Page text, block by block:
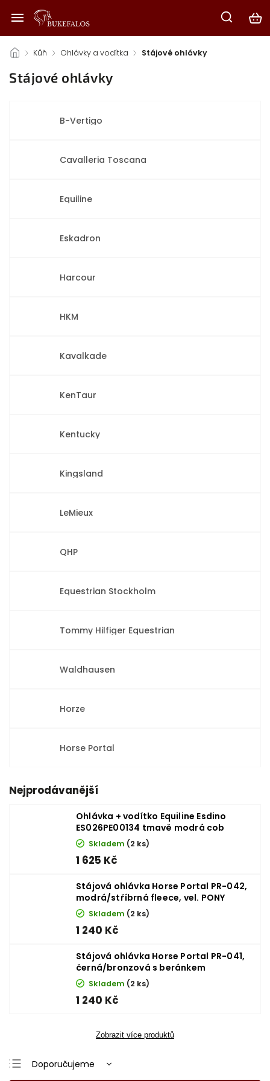
/ Kůň / Ohlávky a vodítka / Stájové ohlávky
Stájové ohlávky
B-Vertigo
Cavalleria Toscana
Equiline
Eskadron
Harcour
HKM
Kavalkade
KenTaur
Kentucky
Kingsland
LeMieux
QHP
Equestrian Stockholm
Tommy Hilfiger Equestrian
Waldhausen
Horze
Horse Portal
Nejprodávanější
Ohlávka + vodítko Equiline Esdino
ES026PE00134 tmavě modrá cob
Skladem (2 ks)
1 625 Kč
Stájová ohlávka Horse Portal PR-042,
modrá/stříbrná fleece, vel. PONY
Skladem (2 ks)
1 240 Kč
Stájová ohlávka Horse Portal PR-041,
černá/bronzová s beránkem
Skladem (2 ks)
1 240 Kč
Zobrazit více produktů
Doporučujeme